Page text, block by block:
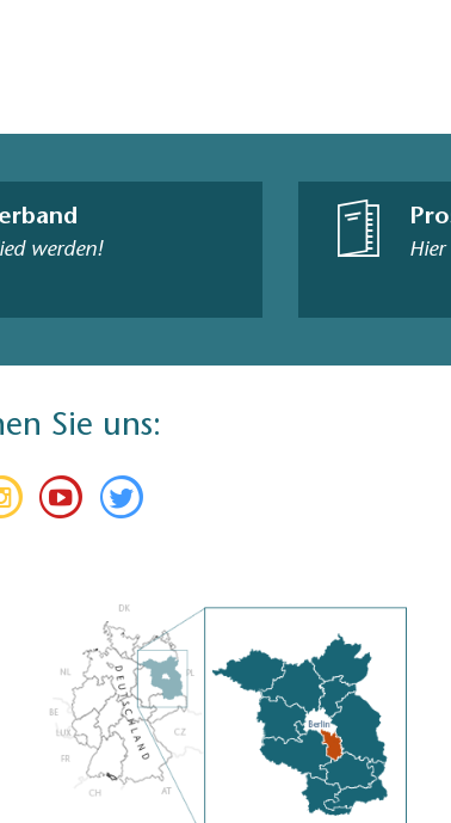
werden! Hier
Sie uns: